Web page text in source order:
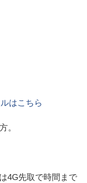
はこちら
。
4G先取で時間まで